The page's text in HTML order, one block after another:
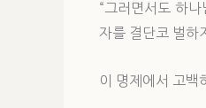
“그러면서도 하
자를 결단코 벌하
이 명제에서 고백